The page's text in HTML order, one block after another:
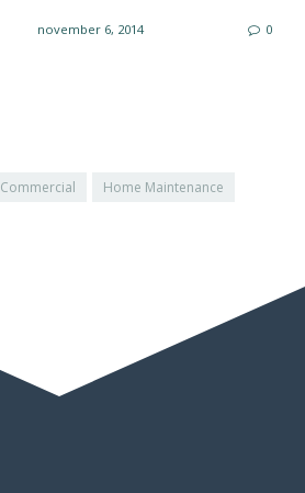
november 6, 2014 0
Commercial
Home Maintenance